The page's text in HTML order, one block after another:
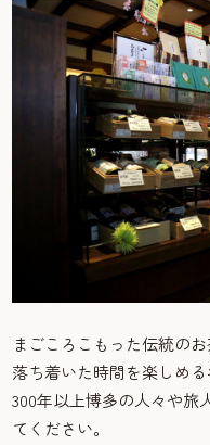
まごころこもった伝統の
落ち着いた時間を楽しめる
300年以上博多の人々や旅
てください。